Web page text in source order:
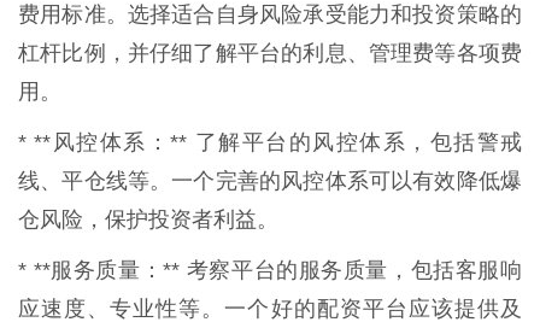
费用标准。选择适合自身风险承受能力和投资策略的
杠杆比例，并仔细了解平台的利息、管理费等各项费
用。
* **风控体系：** 了解平台的风控体系，包括警戒
线、平仓线等。一个完善的风控体系可以有效降低爆
仓风险，保护投资者利益。
* **服务质量：** 考察平台的服务质量，包括客服响
应速度、专业性等。一个好的配资平台应该提供及